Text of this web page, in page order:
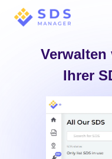
Verwalten
Ihrer